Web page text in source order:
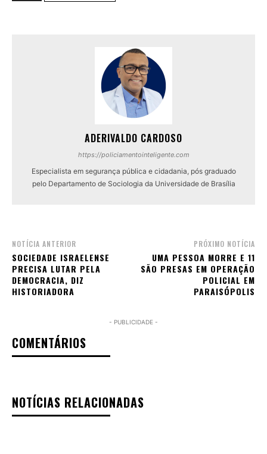
ADERIVALDO CARDOSO
https://policiamentointeligente.com
Especialista em segurança pública e cidadania, pós graduado
pelo Departamento de Sociologia da Universidade de Brasília
NOTÍCIA ANTERIOR
SOCIEDADE ISRAELENSE
PRECISA LUTAR PELA
DEMOCRACIA, DIZ
HISTORIADORA
PRÓXIMO NOTÍCIA
UMA PESSOA MORRE E 11
SÃO PRESAS EM OPERAÇÃO
POLICIAL EM
PARAISÓPOLIS
- PUBLICIDADE -
COMENTÁRIOS
NOTÍCIAS RELACIONADAS